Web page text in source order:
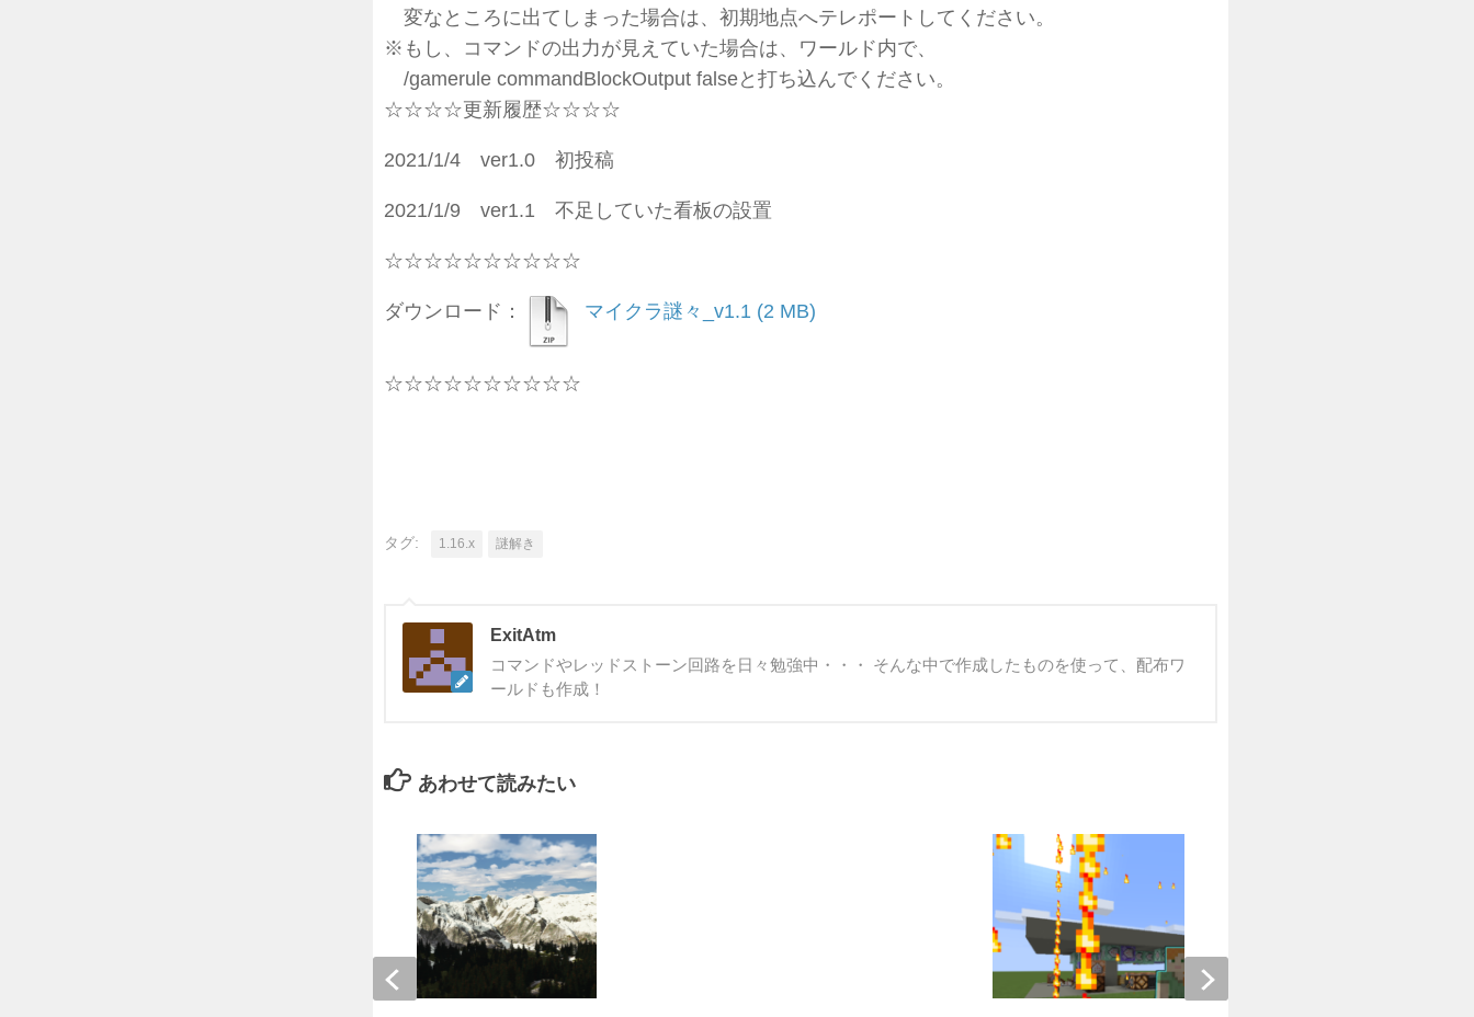
変なところに出てしまった場合は、初期地点へテレポートしてください。
※もし、コマンドの出力が見えていた場合は、ワールド内で、
/gamerule commandBlockOutput falseと打ち込んでください。
☆☆☆☆更新履歴☆☆☆☆
2021/1/4 ver1.0 初投稿
2021/1/9 ver1.1 不足していた看板の設置
☆☆☆☆☆☆☆☆☆☆
ダウンロード： マイクラ謎々_v1.1
☆☆☆☆☆☆☆☆☆☆
タグ: 1.16.x 謎解き
ExitAtm
コマンドやレッドストーン回路を日々勉強中・・・ そんな中で作成したものを使って、配布ワ
ールドも作成！
あわせて読みたい